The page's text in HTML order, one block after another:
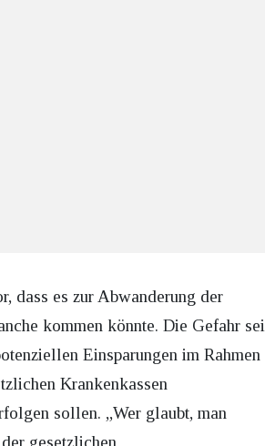
dass es zur Abwanderung der
kommen könnte. Die Gefahr sei
Einsparungen im Rahmen
Krankenkassen
sollen. „Wer glaubt, man
gesetzlichen